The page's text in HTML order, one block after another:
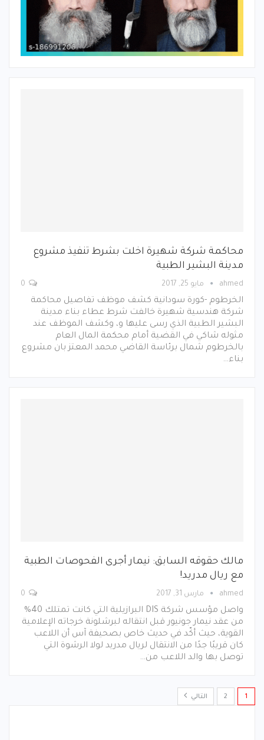
محاكمة شركة شهيرة اخلت بشرط تنفيذ مشروع
مدينة البشير الطبية
ahmed مايو 25, 2017
الخرطوم -كورة سودانية كشف موظف تفاصيل محاكمة
شركة هندسية شهيرة خالفت شرط عطاء بناء مدينة
البشير الطبية الذي رسى عليها و، وكشف الموظف عند
مثوله شاكي في القضية أمام محكمة المال العام
بالخرطوم شمال برئاسة القاضي محمد المعتز بان مشروع
بناء…
مالك حقوقه السابق: نيمار أجرى الفحوصات الطبية
مع ريال مدريد!
ahmed مارس 31, 2017
واصل مؤسس شركة DIS البرازيلية التي كانت تمتلك 40%
من عقد نيمار جونيور قبل انتقاله لبرشلونة خرجاته الإعلامية
القوية، حيث أكّد في حديث خاص بصحيفة آس أن اللاعب
كان قريبًا جدًا من الانتقال لريال مدريد لولا الرشوة التي
توصل بها والد اللاعب من…
1
2 التالي